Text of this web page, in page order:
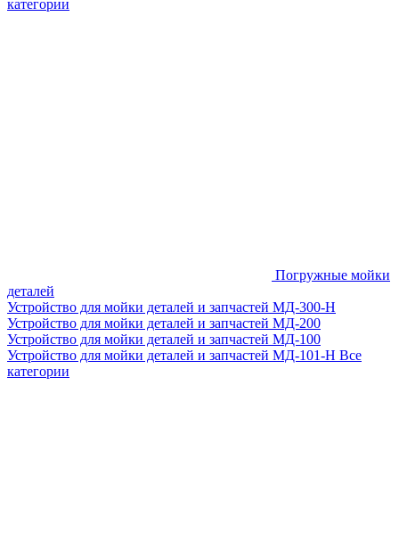
категории
Погружные мойки
деталей
Устройство для мойки деталей и запчастей МД-300-H
Устройство для мойки деталей и запчастей МД-200
Устройство для мойки деталей и запчастей МД-100
Устройство для мойки деталей и запчастей МД-101-Н Все
категории